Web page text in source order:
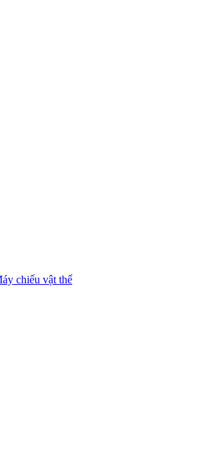
chiếu vật thể